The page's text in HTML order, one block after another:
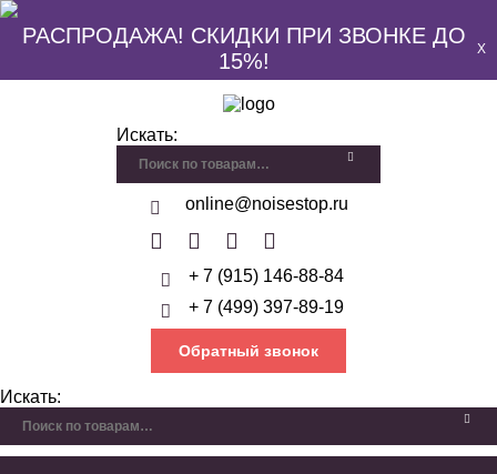
РАСПРОДАЖА! СКИДКИ ПРИ ЗВОНКЕ ДО
15%!
X
Искать:
online@noisestop.ru
+ 7 (915) 146-88-84
+ 7 (499) 397-89-19
Обратный звонок
Искать: